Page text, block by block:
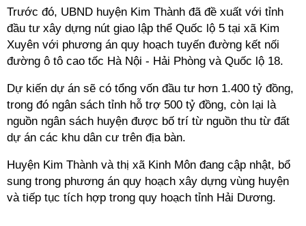
Trước đó, UBND huyện Kim Thành đã đề xuất với tỉnh
đầu tư xây dựng nút giao lập thể Quốc lộ 5 tại xã Kim
Xuyên với phương án quy hoạch tuyến đường kết nối
đường ô tô cao tốc Hà Nội - Hải Phòng và Quốc lộ 18.
Dự kiến dự án sẽ có tổng vốn đầu tư hơn 1.400 tỷ đồng,
trong đó ngân sách tỉnh hỗ trợ 500 tỷ đồng, còn lại là
nguồn ngân sách huyện được bố trí từ nguồn thu từ đất
dự án các khu dân cư trên địa bàn.
Huyện Kim Thành và thị xã Kinh Môn đang cập nhật, bổ
sung trong phương án quy hoạch xây dựng vùng huyện
và tiếp tục tích hợp trong quy hoạch tỉnh Hải Dương.